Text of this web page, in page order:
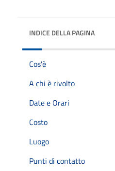
INDICE DELLA PAGINA
Cos'è
A chi è rivolto
Date e Orari
Costo
Luogo
Punti di contatto